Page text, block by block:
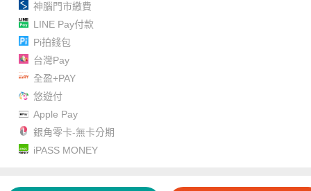
神腦門市繳費
LINE Pay付款
Pi拍錢包
台灣Pay
全盈+PAY
悠遊付
Apple Pay
銀角零卡-無卡分期
iPASS MONEY